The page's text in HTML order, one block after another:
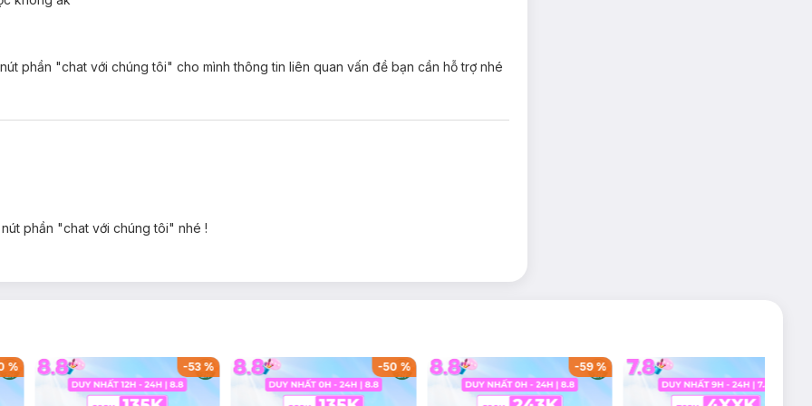
Moisturizing Shower Gel:
ẩm, dưỡng da mềm mịn.
ẩm cho da tận sâu bên trọng, cho làn da mềm mại căng bóng.
ong Acacia rất giàu khoáng chất, chất chống oxy hóa và kháng viêm, giúp chống lại
dầu thừa trên da, không gây kích ứng, đồng thời giúp mật ong thẩm thấu sâu nuôi
tuyệt đỉnh
phần "chat với chúng tôi" cho mình thông tin liên quan vấn đề bạn cần hỗ trợ nhé
phần "chat với chúng tôi" nhé !
% -53% -50 % -59%